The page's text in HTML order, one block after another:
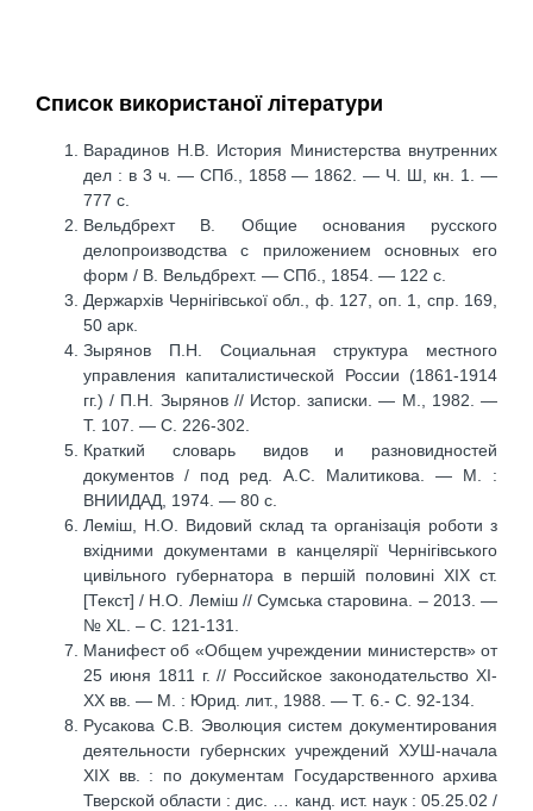
Список використаної літератури
Варадинов Н.В. История Министерства внутренних
дел : в 3 ч. — СПб., 1858 — 1862. — Ч. Ш, кн. 1. —
777 с.
Вельдбрехт В. Общие основания русского
делопроизводства с приложением основных его
форм / В. Вельдбрехт. — СПб., 1854. — 122 с.
Держархів Чернігівської обл., ф. 127, оп. 1, спр. 169,
50 арк.
Зырянов П.Н. Социальная структура местного
управления капиталистической России (1861-1914
гг.) / П.Н. Зырянов // Истор. записки. — М., 1982. —
Т. 107. — С. 226-302.
Краткий словарь видов и разновидностей
документов / под ред. А.С. Малитикова. — М. :
ВНИИДАД, 1974. — 80 с.
Леміш, Н.О. Видовий склад та організація роботи з
вхідними документами в канцелярії Чернігівського
цивільного губернатора в першій половині ХІХ ст.
[Текст] / Н.О. Леміш // Сумська старовина. – 2013. —
№ XL. – С. 121-131.
Манифест об «Общем учреждении министерств» от
25 июня 1811 г. // Российское законодательство ХІ-
ХХ вв. — М. : Юрид. лит., 1988. — Т. 6.- С. 92-134.
Русакова С.В. Эволюция систем документирования
деятельности губернских учреждений ХУШ-начала
ХІХ вв. : по документам Государственного архива
Тверской области : дис. … канд. ист. наук : 05.25.02 /